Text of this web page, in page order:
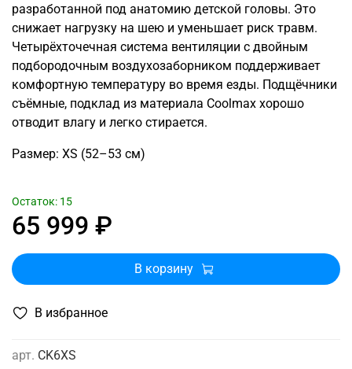
В избранное
арт. CK6XS
разработанной под анатомию детской головы. Это
снижает нагрузку на шею и уменьшает риск травм.
Четырёхточечная система вентиляции с двойным
подбородочным воздухозаборником поддерживает
комфортную температуру во время езды. Подщёчники
съёмные, подклад из материала Coolmax хорошо
отводит влагу и легко стирается.
Размер: XS (52–53 см)
65 999 ₽
Остаток: 15
В корзину